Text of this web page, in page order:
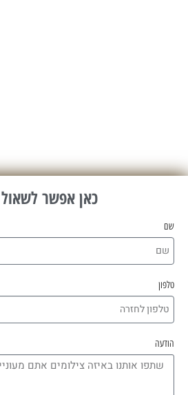
כאן אפשר
שם
טלפון
הודעה